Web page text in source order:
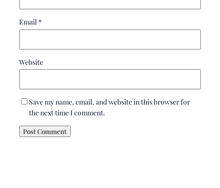
Email *
Website
Save my name, email, and website in this browser for
the next time I comment.